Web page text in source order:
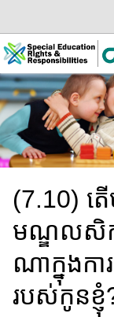
Main
Content
sub
navigation
(7.10) តើ
មណ្ឌលសិក្
ណា​ក្នុងក
របស់​កូន​ខ្ញុំ